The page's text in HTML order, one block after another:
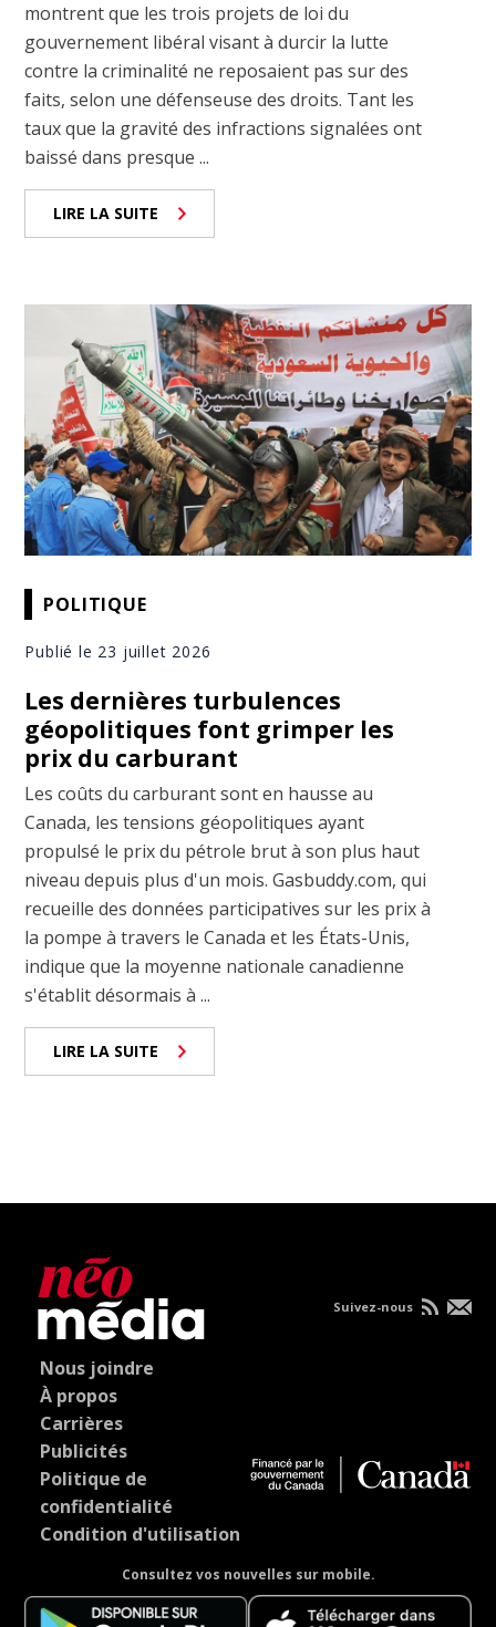
montrent que les trois projets de loi du
gouvernement libéral visant à durcir la lutte
contre la criminalité ne reposaient pas sur des
faits, selon une défenseuse des droits. Tant les
taux que la gravité des infractions signalées ont
baissé dans presque ...
LIRE LA SUITE
POLITIQUE
Publié le 23 juillet 2026
Les dernières turbulences
géopolitiques font grimper les
prix du carburant
Les coûts du carburant sont en hausse au
Canada, les tensions géopolitiques ayant
propulsé le prix du pétrole brut à son plus haut
niveau depuis plus d'un mois. Gasbuddy.com, qui
recueille des données participatives sur les prix à
la pompe à travers le Canada et les États-Unis,
indique que la moyenne nationale canadienne
s'établit désormais à ...
LIRE LA SUITE
Nous joindre
À propos
Carrières
Publicités
Politique de
confidentialité
Condition d'utilisation
Consultez vos nouvelles sur mobile.
Suivez-nous